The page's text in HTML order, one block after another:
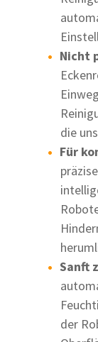
Nicht
die
Für
Sanft
der